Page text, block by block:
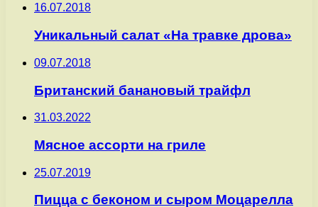
16.07.2018
Уникальный салат «На травке дрова»
09.07.2018
Британский банановый трайфл
31.03.2022
Мясное ассорти на гриле
25.07.2019
Пицца с беконом и сыром Моцарелла